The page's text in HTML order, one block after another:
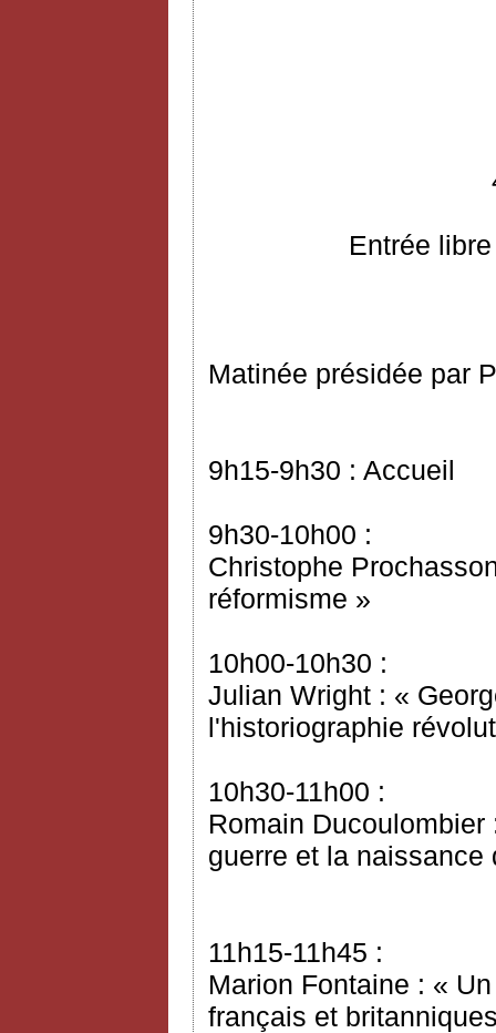
Entrée
Matinée présidée par
9h15-9h30 : Accueil
9h30-10h00 :
Christophe
réformisme »
10h00-10h30 :
Julian Wright : «
l'historiographie
10h30-11h00 :
Romain
guerre et la naissance
11h15-11h45 :
Marion Fontaine : «
français et